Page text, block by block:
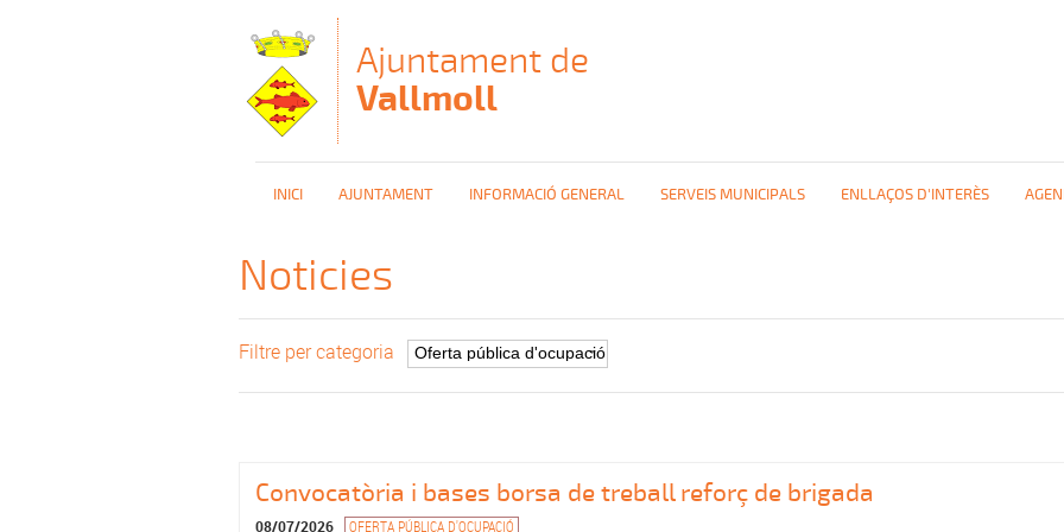
Ajuntament de
Vallmoll
INICI AJUNTAMENT INFORMACIÓ GENERAL SERVEIS MUNICIPALS ENLLAÇOS D'INTERÈS
Noticies
Filtre per categoria
Convocatòria i bases borsa de treball reforç de brigada
08/07/2026 OFERTA PÚBLICA D'OCUPACIÓ